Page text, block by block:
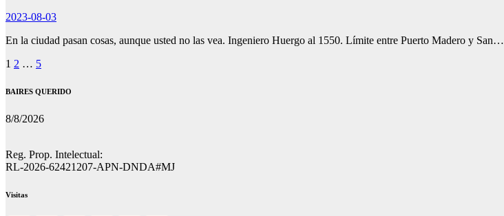
2023-08-03
En la ciudad pasan cosas, aunque usted no las vea. Ingeniero Huergo al 1550. Límite entre Puerto Madero y San…
Paginación
de
1 2 … 5
BAIRES QUERIDO
8/8/2026
Reg. Prop. Intelectual:
RL-2026-62421207-APN-DNDA#MJ
Visitas